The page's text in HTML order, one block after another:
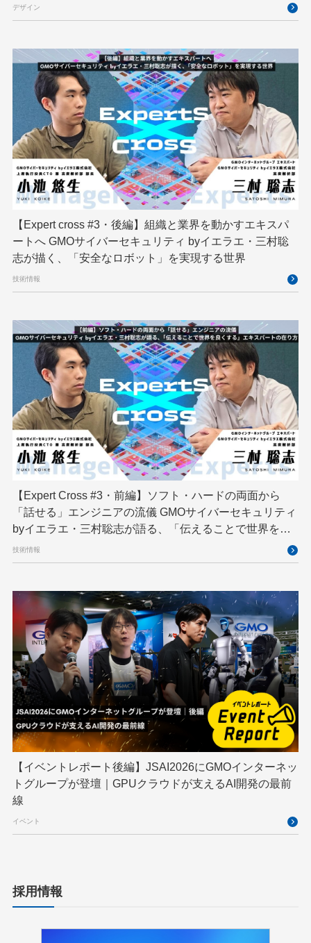
クリエイターインタビュー
サイバーセキュリティ サマーインターン スクラム
スパム対策 スペシャリスト セキュリティ
ソフトウェアサプライチェーン チームビルディング
デザイン ネットのセキュリティもGMO
ハーネスエンジニアリング バックエンド
ヒューマノイド ヒューマノイドロボット
プログラミング教育
ブロックチェーン フロントエンド ペアリング暗号
ゆめみらいワーク リモートワーク
レンタルサーバー
人工知能 人工知能学会 国際ロボット展
国際標準化 基礎 多拠点開発 大阪公立大学
宮崎オフィス 強化学習 応用
技育プロジェクト 技術広報 技術書典
拡張知能 新卒 新卒研修 映像
映像クリエイター 暗号 業務効率化
生成AI 産学連携
研究開発 耐量子暗号 脆弱性診断 開発者
デザイン
【Expert cross #3・後編】組織と業界を動かすエキスパ
ートへ GMOサイバーセキュリティ byイエラエ・三村聡
志が描く、「安全なロボット」を実現する世界
技術情報
【Expert Cross #3・前編】ソフト・ハードの両面から
「話せる」エンジニアの流儀 GMOサイバーセキュリティ
byイエラエ・三村聡志が語る、「伝えることで世界を良
くする」エキスパートの在り方
技術情報
【イベントレポート後編】JSAI2026にGMOインターネッ
トグループが登壇｜GPUクラウドが支えるAI開発の最前
線
イベント
採用情報